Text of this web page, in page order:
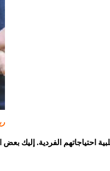
احتياجاتهم الفردية. إليك